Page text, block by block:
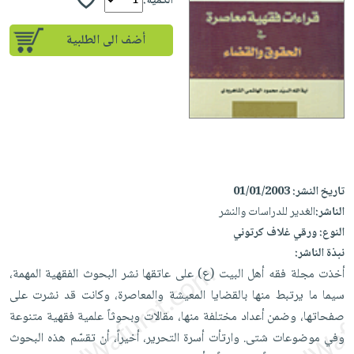
إختياراتنا
كتب
أكاديمية
صندوق
iKitab
حدود
أسئلة
يتكرر
iKitab
على
Android
تحميل
iKitab
على
Apple
أسئلة
يتكرر
طرحها
تحميل
masmu3
على
masmu3
على
Apple
المواضيع
الأكثر
مبيعاً
وسائل
تعليمية
جوائز
تعليمية
والعناية
جديد
أجهزة
العناية
الشخصية
العناية
وتصفيف
الشعر
العناية
بالجسم
المطبخ
والسفرة
جديد
الكل
أواني
الطهي
أدوات
متجر
الهدايا
أقسام
أضف الى الطلبية
تاريخ النشر:01/01/2003
الناشر:الغدير للدراسات والنشر
النوع:ورقي غلاف كرتوني
نبذة الناشر:
أخذت مجلة فقه أهل البيت (ع) على عاتقها نشر البحوث الفقهية المهمة،
سيما ما يرتبط منها بالقضايا المعيشة والمعاصرة، وكانت قد نشرت على
صفحاتها، وضمن أعداد مختلفة منها، مقالات وبحوثاً علمية فقهية متنوعة
وفي موضوعات شتى. وارتأت أسرة التحرير، أخيراً، أن تقسّم هذه البحوث